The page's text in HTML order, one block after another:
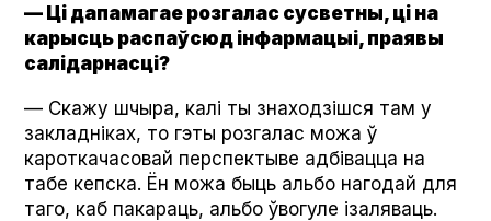
— Ці дапамагае розгалас сусветны, ці на
карысць распаўсюд інфармацыі, праявы
салідарнасці?
— Скажу шчыра, калі ты знаходзішся там у
закладніках, то гэты розгалас можа ў
кароткачасовай перспектыве адбівацца на
табе кепска. Ён можа быць альбо нагодай для
таго, каб пакараць, альбо ўвогуле ізаляваць.